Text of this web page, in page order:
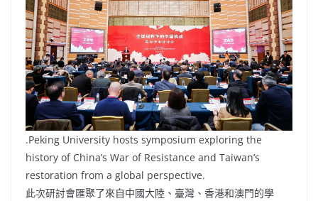
.Peking University hosts symposium exploring the
history of China’s War of Resistance and Taiwan’s
restoration from a global perspective.
此次研討會匯聚了來自中國大陸、臺灣、香港和澳門的學